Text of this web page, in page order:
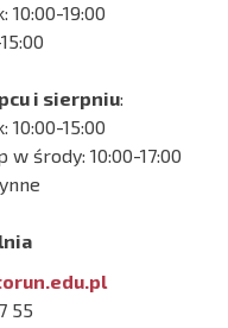
10:00-19:00
i sierpniu:
10:00-15:00
środy: 10:00-17:00
55